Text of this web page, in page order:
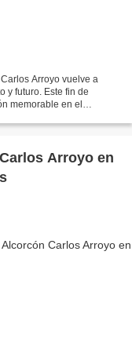
Arroyo vuelve a
y futuro. Este fin de
memorable en el
Arroyo en